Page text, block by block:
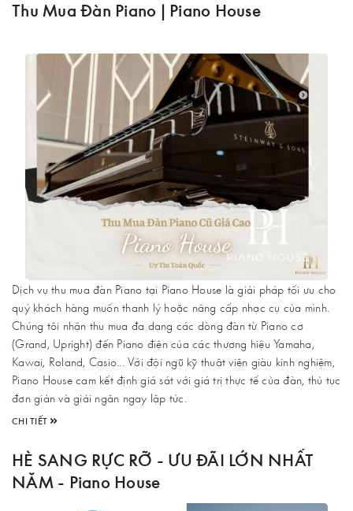
Thu Mua Đàn Piano | Piano House
Dịch vụ thu mua đàn Piano tại Piano House là giải pháp tối ưu cho
quý khách hàng muốn thanh lý hoặc nâng cấp nhạc cụ của mình.
Chúng tôi nhận thu mua đa dạng các dòng đàn từ Piano cơ
(Grand, Upright) đến Piano điện của các thương hiệu Yamaha,
Kawai, Roland, Casio... Với đội ngũ kỹ thuật viên giàu kinh nghiệm,
Piano House cam kết định giá sát với giá trị thực tế của đàn, thủ tục
đơn giản và giải ngân ngay lập tức.
CHI TIẾT
HÈ SANG RỰC RỠ - ƯU ĐÃI LỚN NHẤT
NĂM - Piano House